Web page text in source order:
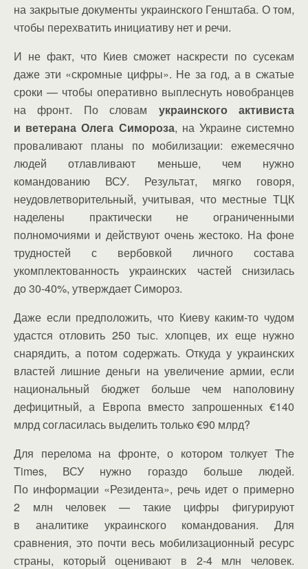
на закрытые документы украинского Генштаба. О том,
чтобы перехватить инициативу нет и речи.
И не факт, что Киев сможет наскрести по сусекам
даже эти «скромные цифры». Не за год, а в сжатые
сроки — чтобы оперативно выплеснуть новобранцев
на фронт. По словам украинского активиста
и ветерана Олега Симороза, на Украине системно
проваливают планы по мобилизации: ежемесячно
людей отлавливают меньше, чем нужно
командованию ВСУ. Результат, мягко говоря,
неудовлетворительный, учитывая, что местные ТЦК
наделены практически не ограниченными
полномочиями и действуют очень жестоко. На фоне
трудностей с вербовкой личного состава
укомплектованность украинских частей снизилась
до 30-40%, утверждает Симороз.
Даже если предположить, что Киеву каким-то чудом
удастся отловить 250 тыс. хлопцев, их еще нужно
снарядить, а потом содержать. Откуда у украинских
властей лишние деньги на увеличение армии, если
национальный бюджет больше чем наполовину
дефицитный, а Европа вместо запрошенных €140
млрд согласилась выделить только €90 млрд?
Для перелома на фронте, о котором толкует The
Times, ВСУ нужно гораздо больше людей.
По информации «Резидента», речь идет о примерно
2 млн человек — такие цифры фигурируют
в аналитике украинского командования. Для
сравнения, это почти весь мобилизационный ресурс
страны, который оценивают в 2-4 млн человек.